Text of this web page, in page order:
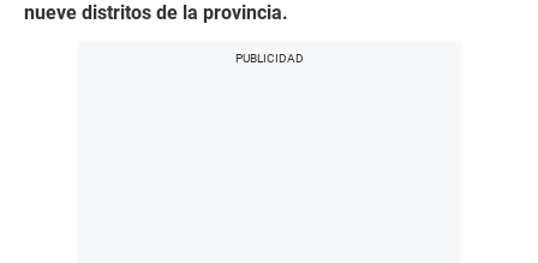
nueve distritos de la provincia.